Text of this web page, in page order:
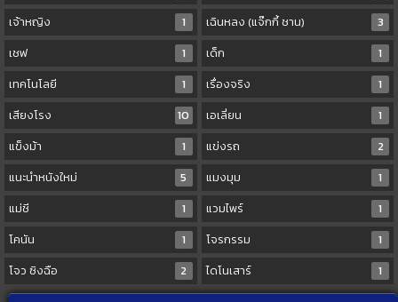
เจ้าหญิง
1 เฉินหลง (แจ๊กกี้ ชาน)
3
เชฟ
1 เด็ก
1
เทคโนโลยี
1 เรื่องจริง
1
เสียงโรง
10 เอเลี่ยน
1
แข็งม้า
1 แข่งรถ
2
แนะนำหนังใหม่
5 แมงมุม
1
แม่ชี
1 แวมไพร์
1
โคนัน
1 โจรกรรม
1
โจว ซิงฉือ
2 ไดโนเสาร์ 1